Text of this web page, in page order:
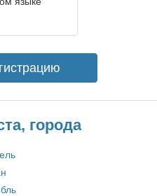
города